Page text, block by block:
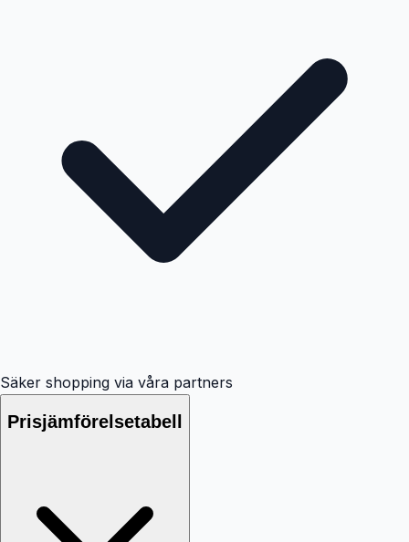
Säker shopping via våra partners
Prisjämförelsetabell